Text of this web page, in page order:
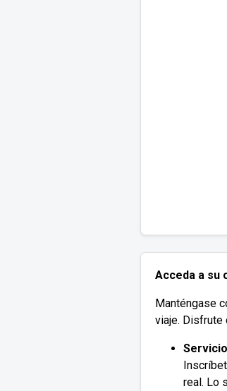
Acceda a su
Manténgase
viaje. Disfrute
real. Lo